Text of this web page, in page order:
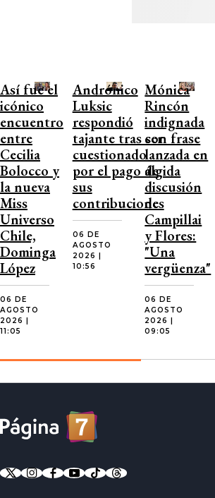
Así fue el
icónico
encuentro
entre
Cecilia
Bolocco y
la nueva
Miss
Universo
Chile,
Dominga
López
06 DE
AGOSTO
2026 |
11:05
Andrónico
Luksic
respondió
tajante tras ser
cuestionado
por el pago de
sus
contribuciones
06 DE
AGOSTO
2026 |
10:56
Mónica
Rincón
indignada
con frase
lanzada en
álgida
discusión
de
Campillai
y Flores:
"Una
vergüenza"
06 DE
AGOSTO
2026 |
09:05